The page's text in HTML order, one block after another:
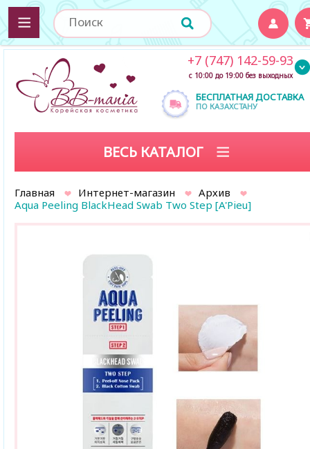
БЕСПЛАТНАЯ ДОСТАВКА
ПО КАЗАХСТАНУ
+7 (747) 142-59-93
с 10:00 до 19:00 без выходных
ВЕСЬ КАТАЛОГ
Главная Интернет-магазин
Архив
Aqua Peeling BlackHead Swab Two Step [A'Pieu]